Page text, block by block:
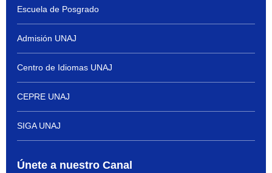
Escuela de Posgrado
Admisión UNAJ
Centro de Idiomas UNAJ
CEPRE UNAJ
SIGA UNAJ
Únete a nuestro Canal